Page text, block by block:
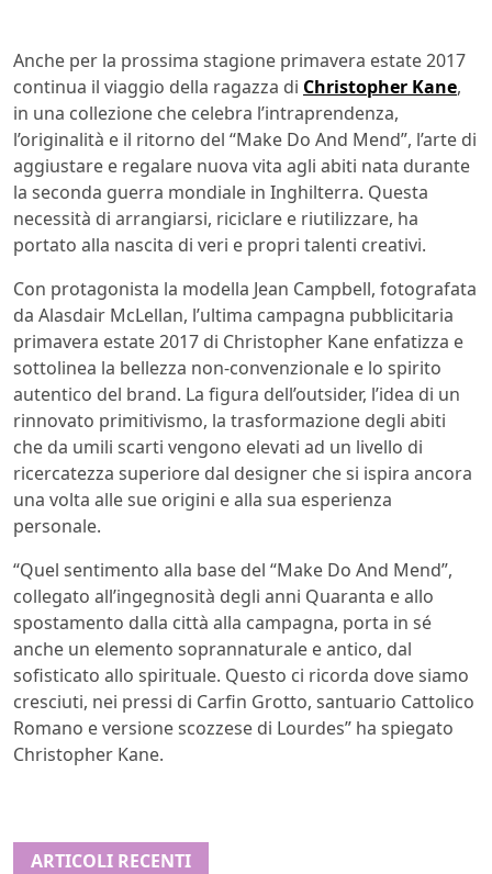
Anche per la prossima stagione primavera estate 2017
continua il viaggio della ragazza di Christopher Kane,
in una collezione che celebra l’intraprendenza,
l’originalità e il ritorno del “Make Do And Mend”, l’arte di
aggiustare e regalare nuova vita agli abiti nata durante
la seconda guerra mondiale in Inghilterra. Questa
necessità di arrangiarsi, riciclare e riutilizzare, ha
portato alla nascita di veri e propri talenti creativi.
Con protagonista la modella Jean Campbell, fotografata
da Alasdair McLellan, l’ultima campagna pubblicitaria
primavera estate 2017 di Christopher Kane enfatizza e
sottolinea la bellezza non-convenzionale e lo spirito
autentico del brand. La figura dell’outsider, l’idea di un
rinnovato primitivismo, la trasformazione degli abiti
che da umili scarti vengono elevati ad un livello di
ricercatezza superiore dal designer che si ispira ancora
una volta alle sue origini e alla sua esperienza
personale.
“Quel sentimento alla base del “Make Do And Mend”,
collegato all’ingegnosità degli anni Quaranta e allo
spostamento dalla città alla campagna, porta in sé
anche un elemento soprannaturale e antico, dal
sofisticato allo spirituale. Questo ci ricorda dove siamo
cresciuti, nei pressi di Carfin Grotto, santuario Cattolico
Romano e versione scozzese di Lourdes” ha spiegato
Christopher Kane.
ARTICOLI RECENTI